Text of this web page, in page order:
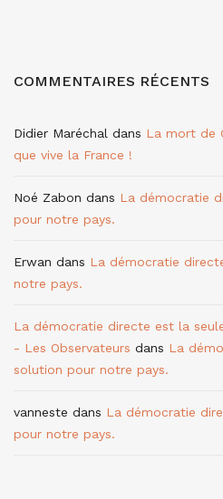
COMMENTAIRES RÉCENTS
Didier Maréchal dans La mort de
que vive la France !
Noé Zabon dans La démocratie
pour notre pays.
Erwan dans La démocratie
notre pays.
La démocratie directe est la
- Les Observateurs dans La
solution pour notre pays.
vanneste dans La démocratie
pour notre pays.